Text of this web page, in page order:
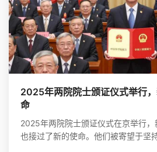
2025年两院院士颁证仪式举行
命
2025年两院院士颁证仪式在京举行，
也接过了新的使命。他们被寄望于坚